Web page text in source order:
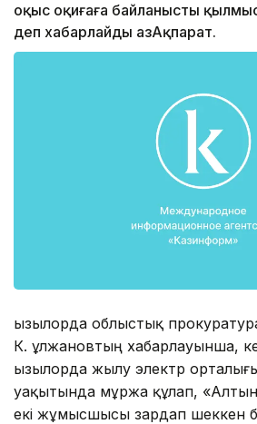
оқыс оқиғаға байланысты
деп хабарлайды ҚазАқпарат.
Қызылорда облыстық
К. Құлжановтың хабарлауынша,
Қызылорда жылу электр
уақытында мұржа құлап,
екі жұмысшысы зардап шеккен